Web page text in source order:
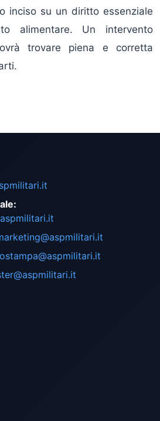
inciso su un diritto essenziale
alimentare. Un intervento
trovare piena e corretta
: